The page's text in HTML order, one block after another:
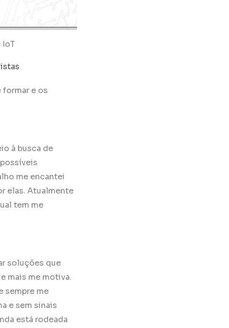
IoT
formar e os
à busca de
me encantei
elas. Atualmente
tem me
soluções que
mais me motiva.
sempre me
e sem sinais
está rodeada